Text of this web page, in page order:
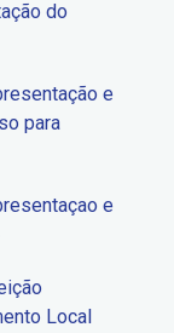
do
e
para
e
Local